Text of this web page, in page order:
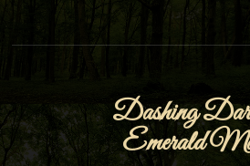
Dashing
Emerald